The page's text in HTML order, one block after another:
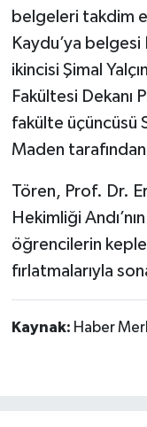
belgeleri takdim
Kaydu’ya
ikincisi Şimal
Fakültesi Dekanı
fakülte üçüncüsü
Maden
Tören, Prof. Dr.
Hekimliği
öğrencilerin
fırlatmalarıyla
Kaynak: Haber